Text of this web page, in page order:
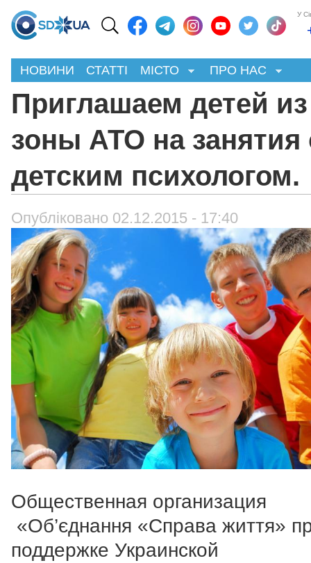
У
НОВИНИ СТАТТІ МІСТО ПРО НАС
Приглашаем детей из
зоны АТО на занятия
детским психологом.
Опубліковано 02.12.2015 - 17:40
Общественная организация
«Об’єднання «Справа життя»
поддержке Украинской